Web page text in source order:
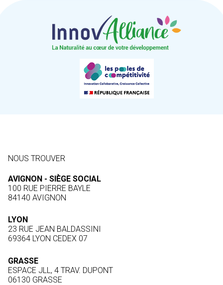
NOUS TROUVER
AVIGNON - SIÈGE SOCIAL
100 RUE PIERRE BAYLE
84140 AVIGNON
LYON
23 RUE JEAN BALDASSINI
69364 LYON CEDEX 07
GRASSE
ESPACE JLL, 4 TRAV. DUPONT
06130 GRASSE